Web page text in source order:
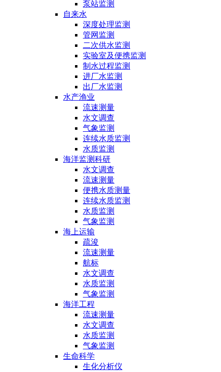
泵站监测
自来水
深度处理监测
管网监测
二次供水监测
实验室及便携监测
制水过程监测
进厂水监测
出厂水监测
水产渔业
流速测量
水文调查
气象监测
连续水质监测
水质监测
海洋监测科研
水文调查
流速测量
便携水质测量
连续水质监测
水质监测
气象监测
海上运输
疏浚
流速测量
航标
水文调查
水质监测
气象监测
海洋工程
流速测量
水文调查
水质监测
气象监测
生命科学
生化分析仪